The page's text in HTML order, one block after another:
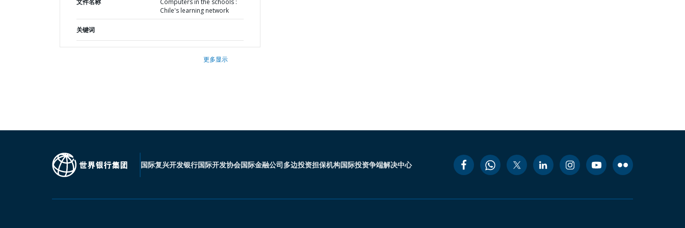
文件名称
Computers in the schools :
Chile's learning network
关键词
更多显示
国际复兴开发银行国际开发协会国际金融公司多边投资担保机构国际投资争端解决中心